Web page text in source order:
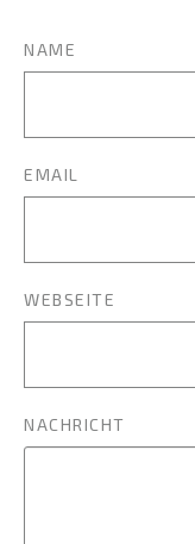
NAME
EMAIL
WEBSEITE
NACHRICHT